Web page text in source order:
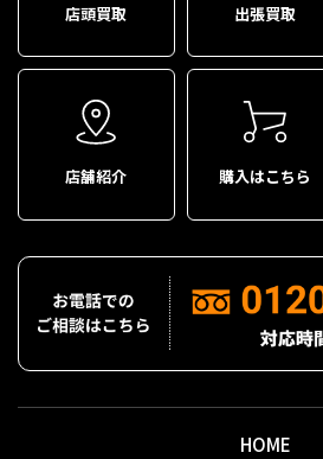
店頭買取 出張買取
店舗紹介 購入はこちら
HOME